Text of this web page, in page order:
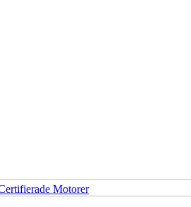
Motorer